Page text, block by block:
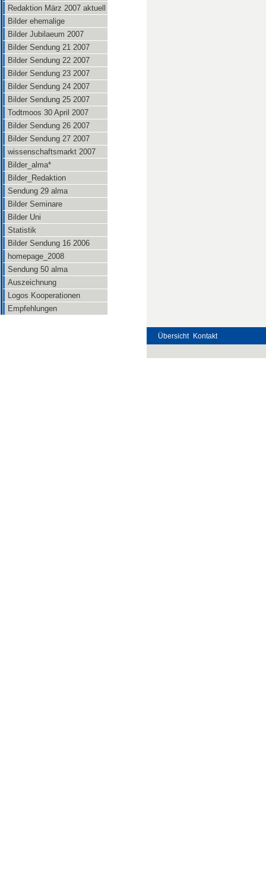
Redaktion März 2007 aktuell
Bilder ehemalige
Bilder Jubilaeum 2007
Bilder Sendung 21 2007
Bilder Sendung 22 2007
Bilder Sendung 23 2007
Bilder Sendung 24 2007
Bilder Sendung 25 2007
Todtmoos 30 April 2007
Bilder Sendung 26 2007
Bilder Sendung 27 2007
wissenschaftsmarkt 2007
Bilder_alma*
Bilder_Redaktion
Sendung 29 alma
Bilder Seminare
Bilder Uni
Statistik
Bilder Sendung 16 2006
homepage_2008
Sendung 50 alma
Auszeichnung
Logos Kooperationen
Empfehlungen
Übersicht Kontakt